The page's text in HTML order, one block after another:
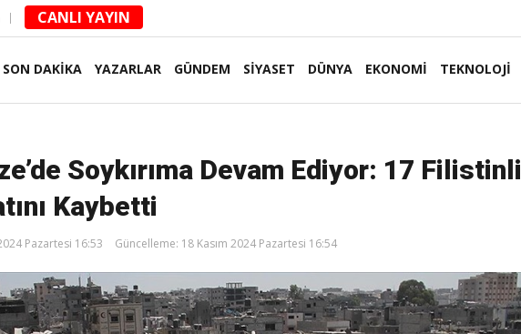
CANLI YAYIN
SON DAKİKA YAZARLAR GÜNDEM SİYASET DÜNYA EKONOMİ TEKNOLOJİ
Soykırıma Devam Ediyor: 17 Filistinli
Kaybetti
Pazartesi 16:53 Güncelleme: 18 Kasım 2024 Pazartesi 16:54